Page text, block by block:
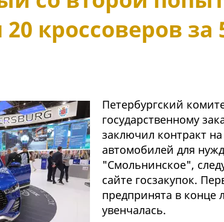
кроссоверов за
Петербургский
государственному
заключил контракт
автомобилей для
"Смольнинское",
сайте госзакупок.
предпринята в конце
увенчалась.